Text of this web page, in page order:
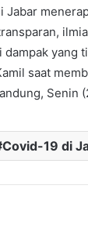
Jabar
dampak yang
saat
Senin
Covid-19 di